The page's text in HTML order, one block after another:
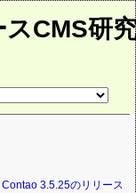
CMS研
Contao 3.5.25のリリース